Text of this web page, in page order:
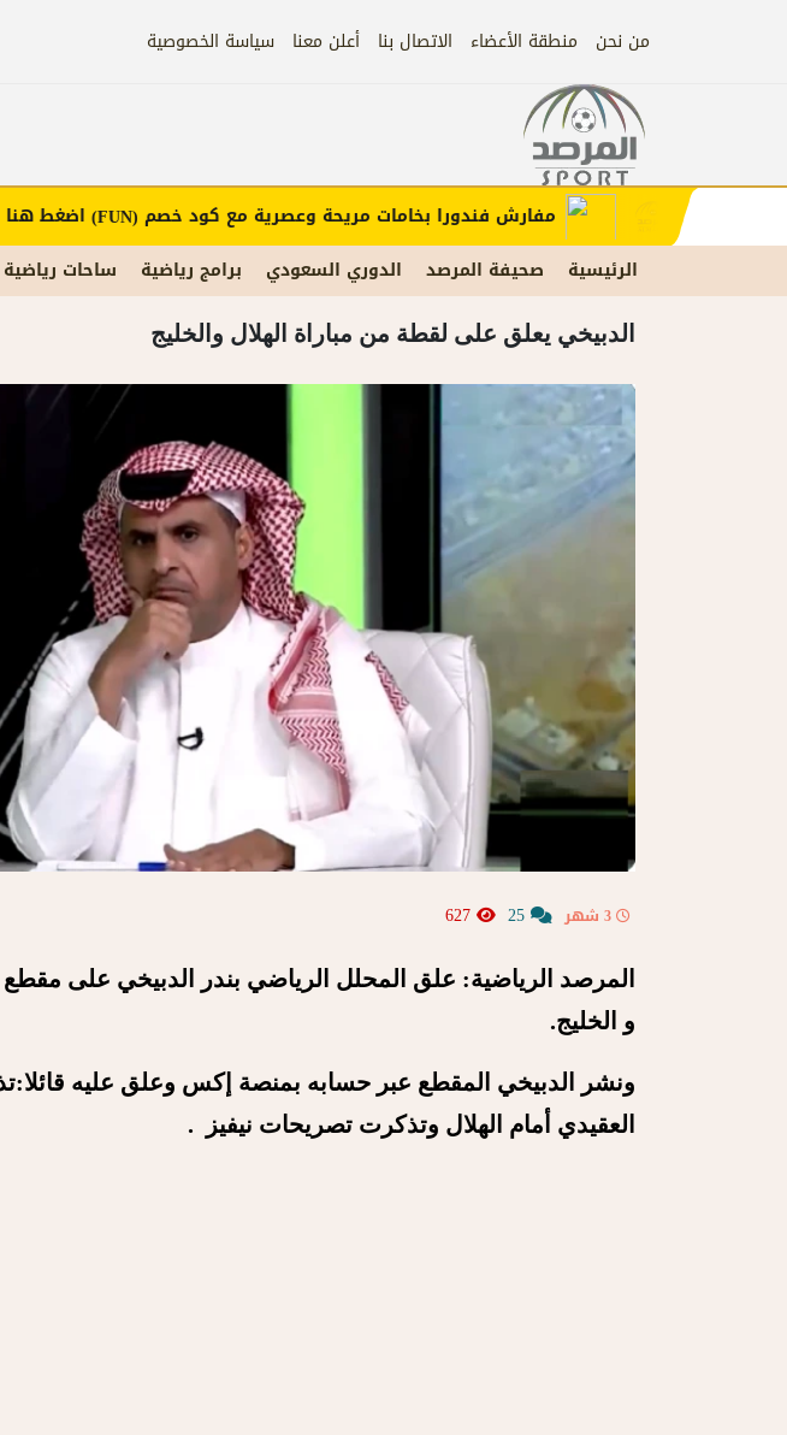
من نحن منطقة الأعضاء الاتصال بنا أعلن معنا سياسة الخصوصية
الرئيسية صحيفة المرصد الدوري السعودي برامج رياضية ساحات رياضية
مفارش فندورا بخامات مريحة وعصرية مع كود خصم(FUN)اضغط هنا
الدبيخي يعلق على لقطة من مباراة الهلال والخليج
المرصد الرياضية: علق المحلل الرياضي بندر الدبيخي على مقطع
و الخليج.
ونشر الدبيخي المقطع عبر حسابه بمنصة إكس وعلق عليه
العقيدي أمام ‎الهلال
وتذكرت تصريحات نيفيز .